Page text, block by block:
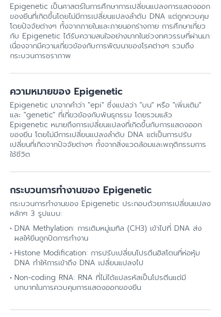
Epigenetic เป็นศาสตร์ในการศึกษาการเปลี่ยนแปลงการแสดงออก
ของยีนที่เกิดขึ้นโดยไม่มีการเปลี่ยนแปลงลำดับ DNA แต่ถูกควบคุม
โดยปัจจัยต่างๆ ทั้งจากภายในและภายนอกร่างกาย การศึกษาเกี่ยว
กับ Epigenetic ได้รับความสนใจอย่างมากในช่วงทศวรรษที่ผ่านมา
เนื่องจากมีความเกี่ยวข้องกับการพัฒนาของโรคต่างๆ รวมถึง
กระบวนการชราภาพ
ความหมายของ Epigenetic
Epigenetic มาจากคำว่า "epi" ซึ่งแปลว่า "บน" หรือ "เพิ่มเติม"
และ "genetic" ที่เกี่ยวข้องกับพันธุกรรม โดยรวมแล้ว
Epigenetic หมายถึงการเปลี่ยนแปลงที่เกิดขึ้นกับการแสดงออก
ของยีน โดยไม่มีการเปลี่ยนแปลงลำดับ DNA แต่เป็นการปรับ
เปลี่ยนที่เกิดจากปัจจัยต่างๆ ทั้งจากสิ่งแวดล้อมและพฤติกรรมการ
ใช้ชีวิต
กระบวนการทำงานของ Epigenetic
กระบวนการทำงานของ Epigenetic ประกอบด้วยการเปลี่ยนแปลง
หลักๆ 3 รูปแบบ:
DNA Methylation: การเติมหมู่เมทิล (CH3) เข้าไปที่ DNA ส่ง
ผลให้ยีนถูกปิดการทำงาน
Histone Modification: การปรับเปลี่ยนโปรตีนฮิสโตนที่ห่อหุ้ม
DNA ทำให้การเข้าถึง DNA เปลี่ยนแปลงไป
Non-coding RNA: RNA ที่ไม่ได้แปลรหัสเป็นโปรตีนแต่มี
บทบาทในการควบคุมการแสดงออกของยีน